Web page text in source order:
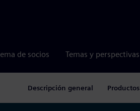
de socios Temas y perspectivas
Descripción general Productos